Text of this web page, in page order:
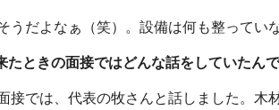
うだよなぁ（笑）。設備は何も整ってい
たときの面接ではどんな話をしていたんで
接では、代表の牧さんと話しました。